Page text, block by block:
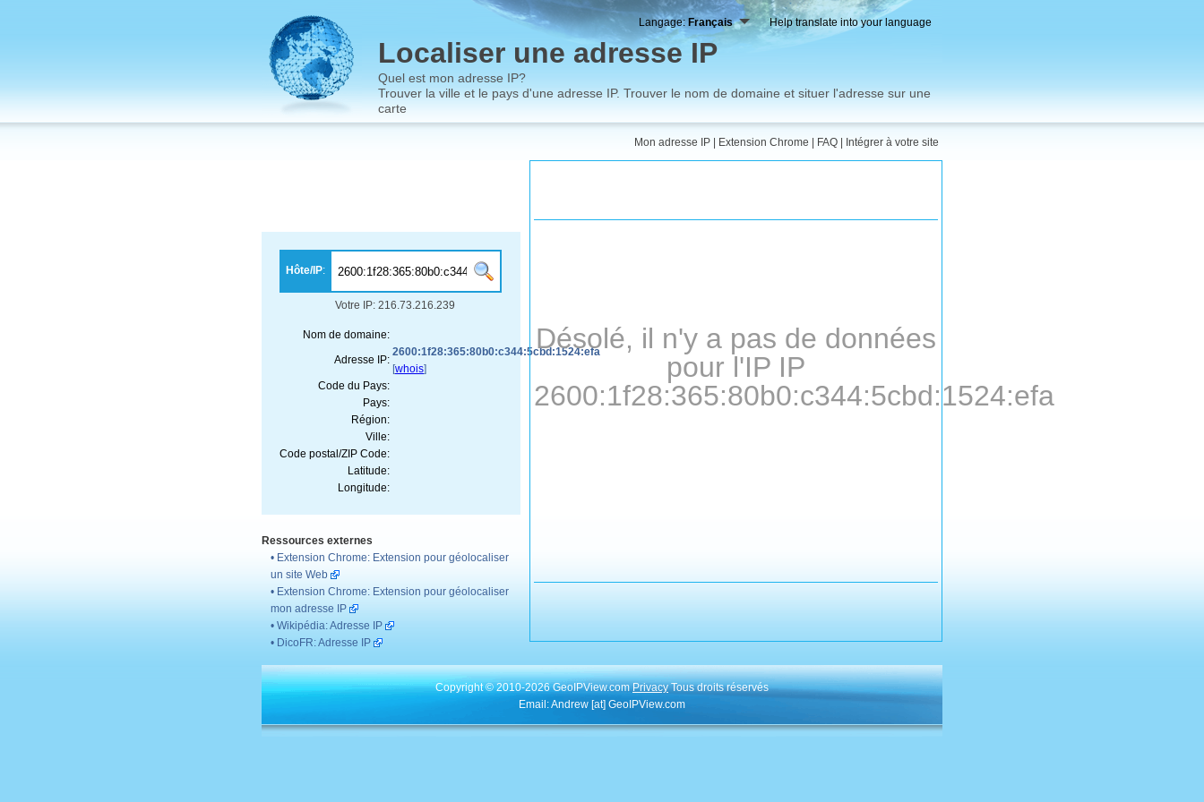
Langage:Français Help translate into your language
Localiser une adresse IP
Quel est mon adresse IP?
Trouver la ville et le pays d'une adresse IP. Trouver le nom de domaine et situer l'adresse sur une
carte
Mon adresse IP Extension Chrome FAQ Intégrer à votre site
Hôte/IP:
Votre IP: 216.73.216.239
Nom de domaine:
Adresse IP:
2600:1f28:365:80b0:c344:5cbd:1524:efa
[whois]
Code du Pays:
Pays:
Région:
Ville:
Code postal/ZIP Code:
Latitude:
Longitude:
Ressources externes
• Extension Chrome: Extension pour géolocaliser
un site Web
• Extension Chrome: Extension pour géolocaliser
mon adresse IP
• Wikipédia: Adresse IP
• DicoFR: Adresse IP
Désolé, il n'y a pas de données
pour l'IP IP
2600:1f28:365:80b0:c344:5cbd:1524:efa
Copyright © 2010-2026 GeoIPView.comPrivacyTous droits réservés
Email: Andrew [at] GeoIPView.com